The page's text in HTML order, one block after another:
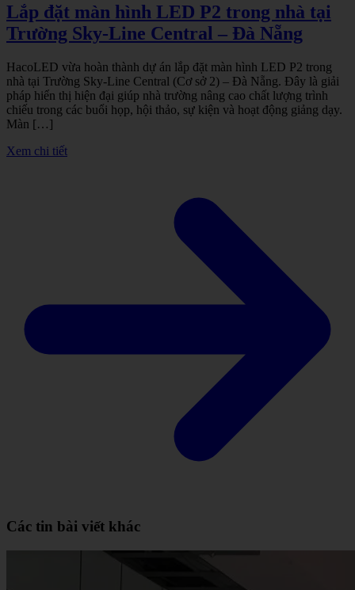
Lắp đặt màn hình LED P2 trong nhà tại
Trường Sky-Line Central – Đà Nẵng
HacoLED vừa hoàn thành dự án lắp đặt màn hình LED P2 trong
nhà tại Trường Sky-Line Central (Cơ sở 2) – Đà Nẵng. Đây là giải
pháp hiển thị hiện đại giúp nhà trường nâng cao chất lượng trình
chiếu trong các buổi họp, hội thảo, sự kiện và hoạt động giảng dạy.
Màn […]
Xem chi tiết
Các tin bài viết khác